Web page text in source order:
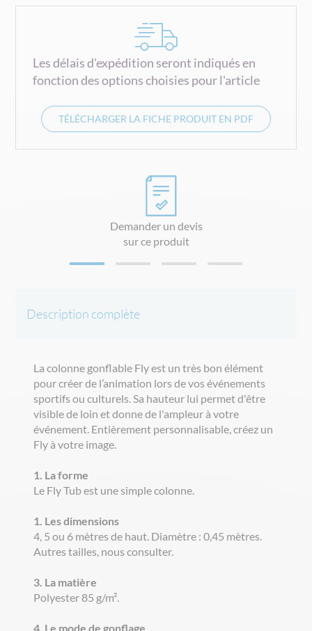
Les délais d'expédition seront indiqués en
fonction des options choisies pour l'article
TÉLÉCHARGER LA FICHE PRODUIT EN PDF
Demander un devis
sur ce produit
Description complète
La colonne gonflable Fly est un très bon élément
pour créer de l’animation lors de vos événements
sportifs ou culturels. Sa hauteur lui permet d'être
visible de loin et donne de l'ampleur à votre
événement. Entièrement personnalisable, créez un
Fly à votre image.
1. La forme
Le Fly Tub est une simple colonne.
1. Les dimensions
4, 5 ou 6 mètres de haut. Diamètre : 0,45 mètres.
Autres tailles, nous consulter.
3. La matière
Polyester 85 g/m².
4. Le mode de gonflage